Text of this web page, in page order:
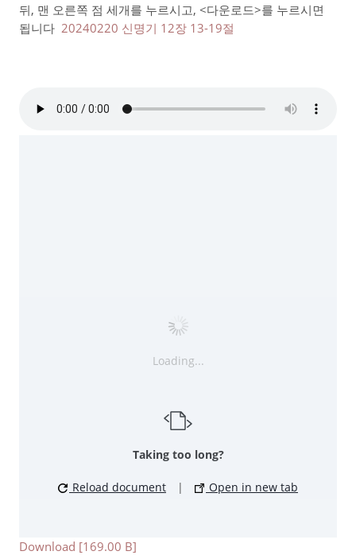
뒤, 맨 오른쪽 점 세개를 누르시고, <다운로드>를 누르시면
됩니다 20240220 신명기 12장 13-19절
Loading...
Taking too long?
Reload document | Open in new tab
Download [169.00 B]